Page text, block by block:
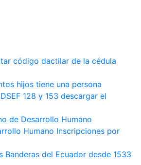
código dactilar de la cédula
hijos tiene una persona
128 y 153 descargar el
de Desarrollo Humano
Humano Inscripciones por
Banderas del Ecuador desde 1533